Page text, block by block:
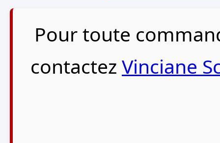
Pour toute
contactez Vinciane